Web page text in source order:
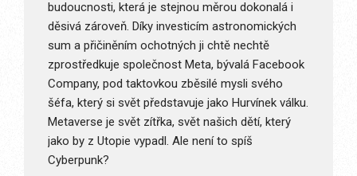
budoucnosti, která je stejnou měrou dokonalá i
děsivá zároveň. Díky investicím astronomických
sum a přičiněním ochotných ji chtě nechtě
zprostředkuje společnost Meta, bývalá Facebook
Company, pod taktovkou zběsilé mysli svého
šéfa, který si svět představuje jako Hurvínek válku.
Metaverse je svět zítřka, svět našich dětí, který
jako by z Utopie vypadl. Ale není to spíš
Cyberpunk?